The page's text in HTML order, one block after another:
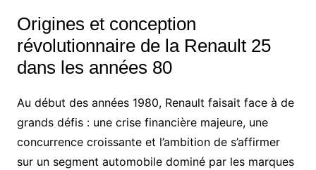
Origines et conception
révolutionnaire de la Renault 25
dans les années 80
Au début des années 1980, Renault faisait face à de
grands défis : une crise financière majeure, une
concurrence croissante et l’ambition de s’affirmer
sur un segment automobile dominé par les marques